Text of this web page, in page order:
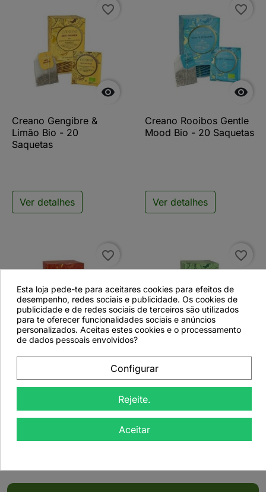

favorite_border
Creano Gengibre &
Limão Bio - 20
Saquetas
Ver detalhes

favorite_border
Creano Rooibos Gentle
Mood Bio - 20 Saquetas
Ver detalhes

favorite_border
Creano Rooibos Mango
Bio - 20 Saquetas

favorite_border
Creano Wellness
Harmonia Bio - 20
Saquetas
Esta loja pede-te para aceitares cookies para efeitos de
desempenho, redes sociais e publicidade. Os cookies de
publicidade e de redes sociais de terceiros são utilizados
para te oferecer funcionalidades sociais e anúncios
personalizados. Aceitas estes cookies e o processamento
de dados pessoais envolvidos?
Configurar
Rejeite.
Aceitar